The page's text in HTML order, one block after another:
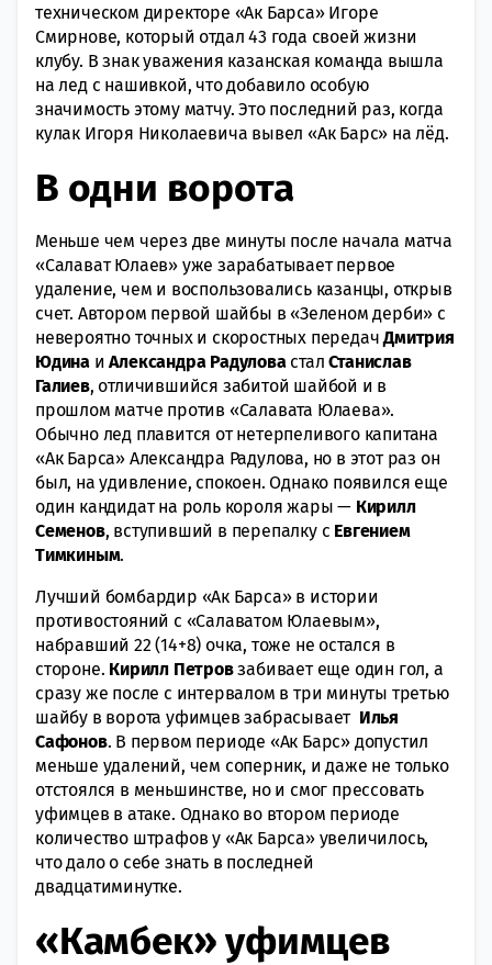
техническом директоре «Ак Барса» Игоре
Смирнове, который отдал 43 года своей жизни
клубу. В знак уважения казанская команда вышла
на лед с нашивкой, что добавило особую
значимость этому матчу. Это последний раз, когда
кулак Игоря Николаевича вывел «Ак Барс» на лёд.
В одни ворота
Меньше чем через две минуты после начала матча
«Салават Юлаев» уже зарабатывает первое
удаление, чем и воспользовались казанцы, открыв
счет. Автором первой шайбы в «Зеленом дерби» с
невероятно точных и скоростных передачДмитрия
Юдина иАлександра РадуловасталСтанислав
Галиев, отличившийся забитой шайбой и в
прошлом матче против «Салавата Юлаева».
Обычно лед плавится от нетерпеливого капитана
«Ак Барса» Александра Радулова, но в этот раз он
был, на удивление, спокоен. Однако появился еще
один кандидат на роль короля жары — Кирилл
Семенов, вступивший в перепалку с Евгением
Тимкиным.
Лучший бомбардир «Ак Барса» в истории
противостояний с «Салаватом Юлаевым»,
набравший 22 (14+8) очка, тоже не остался в
стороне. Кирилл Петровзабивает еще один гол, а
сразу же после с интервалом в три минуты третью
шайбу в ворота уфимцев забрасывает Илья
Сафонов. В первом периоде «Ак Барс» допустил
меньше удалений, чем соперник, и даже не только
отстоялся в меньшинстве, но и смог прессовать
уфимцев в атаке. Однако во втором периоде
количество штрафов у «Ак Барса» увеличилось,
что дало о себе знать в последней
двадцатиминутке.
«Камбек» уфимцев